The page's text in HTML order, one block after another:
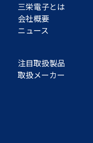
三栄電子とは
会社概要
ニュース
注目取扱製品
取扱メーカー